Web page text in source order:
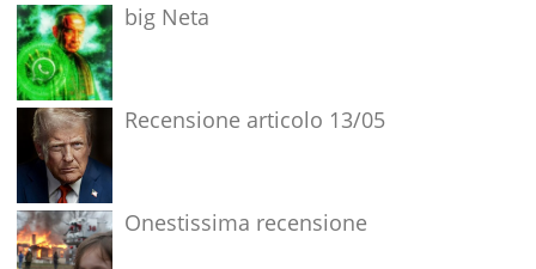
big Neta
Recensione articolo 13/05
Onestissima recensione